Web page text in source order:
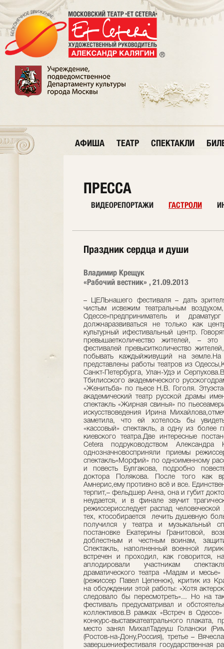
АФИША ТЕАТР СПЕКТАКЛИ
ПРЕССА
ВИДЕОРЕПОРТАЖИ ГАСТРОЛИ
Праздник сердца и души
Владимир Крещук
«Рабочий вестник» , 21.09.2013
– ЦЕЛЬнашего фестиваля – дать
чистым исвежим театральным
Одессе»предприниматель и
должнаразвиваться не только как
культурный ифестивальный центр.
превышаетколичество жителей, –
фестивалей превыситколичество
побывать каждыйживущий на
представлены работы театров из
Санкт-Петербурга, Улан-Удэ и
Тбилисского академического
«Женитьба» по пьесе Н.В. Гоголя.
академический театр русской драмы
спектакль «Жирная свинья» по
искусствоведения Ирина
заметила, что ей хотелось бы
«кассовый» спектакль, а одну из более
киевского театра.Две интересные
Cetera подруководством
однозначновосприняли приемы
спектакль«Морфий» по одноименному
и повесть Булгакова, подробно
доктора Полякова. После того как
Амнерис,ему противно всё и все.
терпит,– фельдшер Анна, она и губит
неудается, и в финале звучит
режиссерисследует распад
тех, ктособирается лечить душевную
получился у театра и музыкальный
постановке Екатерины Гранитовой,
доблестным и честным воинам,
Спектакль, наполненный военной
встречен и проходил, как говорится,
аплодировали участникам
драматического театра «Мадам и
(режиссер Павел Цепенюк), критик из
на обсуждении этой работы: «Хотя
следовало бы пересмотреть»... Но на
фестиваль предусматривал и
коллективов.В рамках «Встреч в
конкурс-выставкатеатрального
место занял МихалТадеуш Голански
(Ростов-на-Дону,Россия), третье –
завершениефестиваля государственная